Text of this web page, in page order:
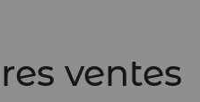
ventes